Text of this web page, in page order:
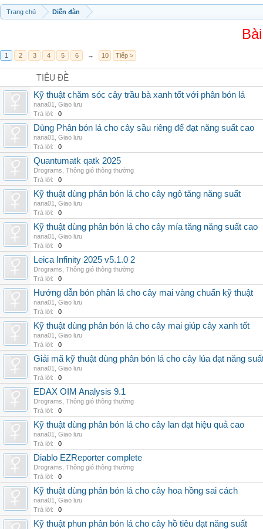
Trang chủ Diễn đàn
1 2 3 4 5 6 → 10 Tiếp >
TIÊU ĐỀ
Kỹ thuật chăm sóc cây trầu bà xanh tốt với phân bón lá
nana01
Giao lưu
Trả lời:
0
Dùng Phân bón lá cho cây sầu riêng để đạt năng suất cao
nana01
Giao lưu
Trả lời:
0
Quantumatk qatk 2025
Drograms Thông gió thông thường
Trả lời:
0
Kỹ thuật dùng phân bón lá cho cây ngô tăng năng suất
nana01
Giao lưu
Trả lời:
0
Kỹ thuật dùng phân bón lá cho cây mía tăng năng suất cao
nana01
Giao lưu
Trả lời:
0
Leica Infinity 2025 v5.1.0 2
Drograms Thông gió thông thường
Trả lời:
0
Hướng dẫn bón phân lá cho cây mai vàng chuẩn kỹ thuật
nana01
Giao lưu
Trả lời:
0
Kỹ thuật dùng phân bón lá cho cây mai giúp cây xanh tốt
nana01
Giao lưu
Trả lời:
0
Giải mã kỹ thuật dùng phân bón lá cho cây lúa đạt năng
nana01
Giao lưu
Trả lời:
0
EDAX OIM Analysis 9.1
Drograms Thông gió thông thường
Trả lời:
0
Kỹ thuật dùng phân bón lá cho cây lan đạt hiệu quả cao
nana01
Giao lưu
Trả lời:
0
Diablo EZReporter complete
Drograms Thông gió thông thường
Trả lời:
0
Kỹ thuật dùng phân bón lá cho cây hoa hồng sai cách
nana01
Giao lưu
Trả lời:
0
Kỹ thuật phun phân bón lá cho cây hồ tiêu đạt năng suất